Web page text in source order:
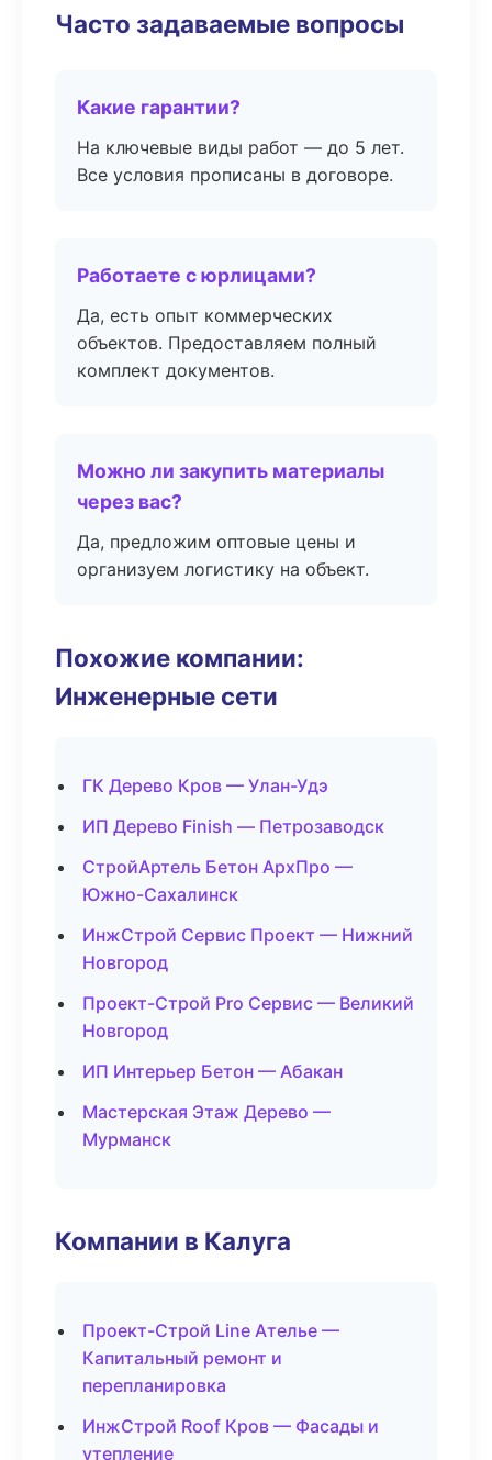
Часто задаваемые вопросы
Какие гарантии?
На ключевые виды работ — до 5 лет.
Все условия прописаны в договоре.
Работаете с юрлицами?
Да, есть опыт коммерческих
объектов. Предоставляем полный
комплект документов.
Можно ли закупить материалы
через вас?
Да, предложим оптовые цены и
организуем логистику на объект.
Похожие компании:
Инженерные сети
ГК Дерево Кров — Улан-Удэ
ИП Дерево Finish — Петрозаводск
СтройАртель Бетон АрхПро —
Южно-Сахалинск
ИнжСтрой Сервис Проект — Нижний
Новгород
Проект-Строй Pro Сервис — Великий
Новгород
ИП Интерьер Бетон — Абакан
Мастерская Этаж Дерево —
Мурманск
Компании в Калуга
Проект-Строй Line Ателье —
Капитальный ремонт и
перепланировка
ИнжСтрой Roof Кров — Фасады и
утепление